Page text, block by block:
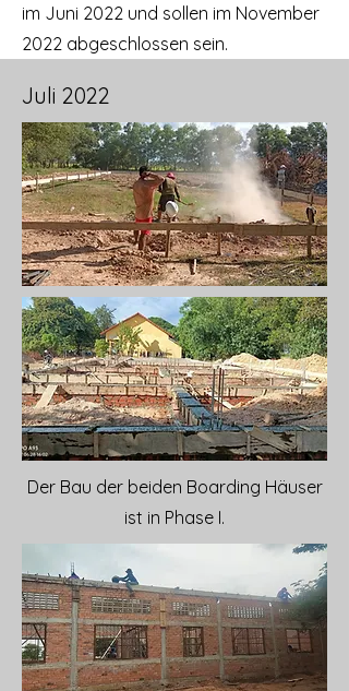
im Juni 2022 und sollen im November
2022 abgeschlossen sein.
Juli 2022
Der Bau der beiden Boarding Häuser
ist in Phase I.